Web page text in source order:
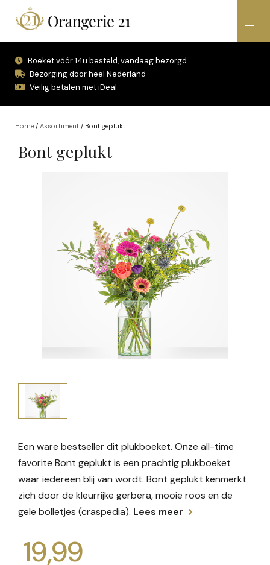
Boeket vóór 14u besteld, vandaag bezorgd
Bezorging door heel Nederland
Veilig betalen met iDeal
Home / Assortiment / Bont geplukt
Bont geplukt
Een ware bestseller dit plukboeket. Onze all-time
favorite Bont geplukt is een prachtig plukboeket
waar iedereen blij van wordt. Bont geplukt kenmerkt
zich door de kleurrijke gerbera, mooie roos en de
gele bolletjes (craspedia). Lees meer
19,99